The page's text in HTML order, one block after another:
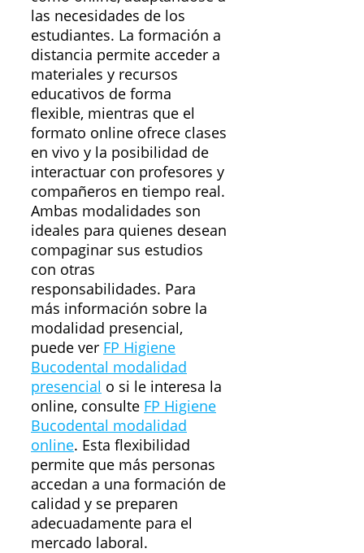
las necesidades de los
estudiantes. La formación a
distancia permite acceder a
materiales y recursos
educativos de forma
flexible, mientras que el
formato online ofrece clases
en vivo y la posibilidad de
interactuar con profesores y
compañeros en tiempo real.
Ambas modalidades son
ideales para quienes desean
compaginar sus estudios
con otras
responsabilidades. Para
más información sobre la
modalidad presencial,
puede ver FP Higiene
Bucodental modalidad
presencial o si le interesa la
online, consulte FP Higiene
Bucodental modalidad
online. Esta flexibilidad
permite que más personas
accedan a una formación de
calidad y se preparen
adecuadamente para el
mercado laboral.